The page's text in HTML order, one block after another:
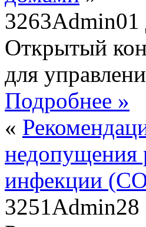
3263Admin01
Открытый
для
Подробнее »
«
недопущения
инфекции
3251Admin28